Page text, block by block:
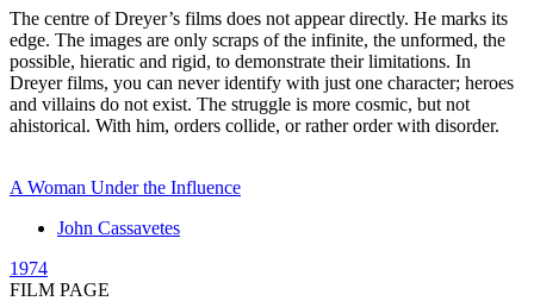
The centre of Dreyer’s films does not appear directly. He marks its
edge. The images are only scraps of the infinite, the unformed, the
possible, hieratic and rigid, to demonstrate their limitations. In
Dreyer films, you can never identify with just one character; heroes
and villains do not exist. The struggle is more cosmic, but not
ahistorical. With him, orders collide, or rather order with disorder.
A Woman Under the Influence
John Cassavetes
1974
FILM PAGE